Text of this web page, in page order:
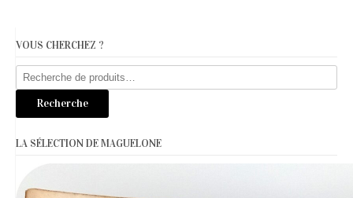
VOUS CHERCHEZ ?
Recherche
pour :
Recherche
LA SÉLECTION DE MAGUELONE